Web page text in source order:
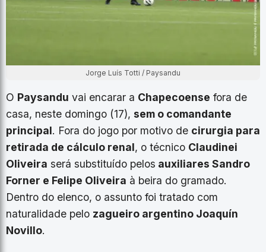
Jorge Luís Totti / Paysandu
O Paysandu vai encarar a Chapecoense fora de
casa, neste domingo (17), sem o comandante
principal. Fora do jogo por motivo de cirurgia para
retirada de cálculo renal, o técnico Claudinei
Oliveira será substituído pelos auxiliares Sandro
Forner e Felipe Oliveira à beira do gramado.
Dentro do elenco, o assunto foi tratado com
naturalidade pelo zagueiro argentino Joaquín
Novillo.